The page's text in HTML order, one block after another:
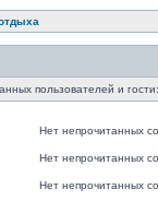
пользователей и
Нет непрочитанных
Нет непрочитанных
Нет непрочитанных